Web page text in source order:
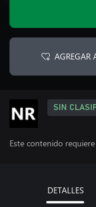
AGREGAR
SIN
Este contenido
DETALLES